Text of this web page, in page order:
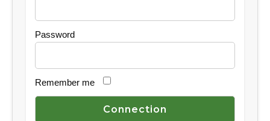
Password
Remember me